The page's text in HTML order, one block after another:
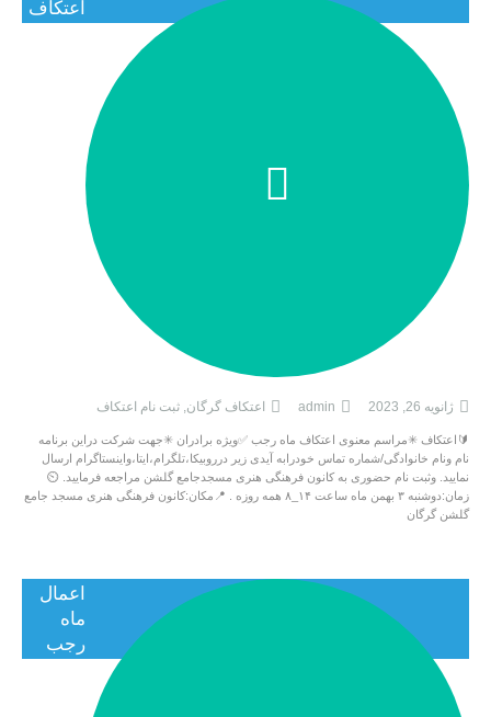
اعتکاف
ژانویه 26, 2023 admin اعتکاف گرگان, ثبت نام اعتکاف
🔰اعتکاف ✳مراسم معنوی اعتکاف ماه رجب ✅ویژه برادران ✳جهت شرکت دراین برنامه
نام ونام خانوادگی/شماره تماس خودرابه آیدی زیر درروبیکا،تلگرام،ایتا،واینستاگرام ارسال
نمایید. وثبت نام حضوری به کانون فرهنگی هنری مسجدجامع گلشن مراجعه فرمایید. ⏲
زمان:دوشنبه ۳ بهمن ماه ساعت ۱۴_۸ همه روزه . 📍مکان:کانون فرهنگی هنری مسجد جامع
گلشن گرگان
اعمال
ماه
رجب